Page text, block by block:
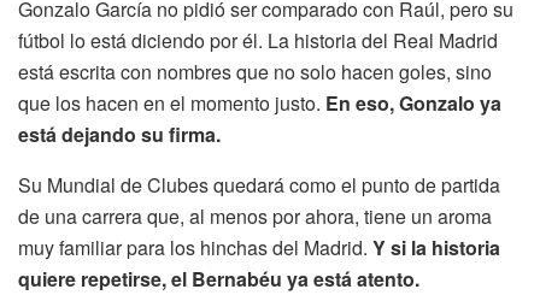
Gonzalo García no pidió ser comparado con Raúl, pero su
fútbol lo está diciendo por él. La historia del Real Madrid
está escrita con nombres que no solo hacen goles, sino
que los hacen en el momento justo. En eso, Gonzalo ya
está dejando su firma.
Su Mundial de Clubes quedará como el punto de partida
de una carrera que, al menos por ahora, tiene un aroma
muy familiar para los hinchas del Madrid. Y si la historia
quiere repetirse, el Bernabéu ya está atento.